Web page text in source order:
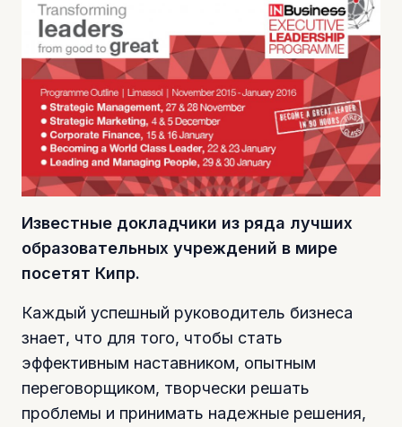
Известные докладчики из ряда лучших
образовательных учреждений в мире
посетят Кипр.
Каждый успешный руководитель бизнеса
знает, что для того, чтобы стать
эффективным наставником, опытным
переговорщиком, творчески решать
проблемы и принимать надежные решения,